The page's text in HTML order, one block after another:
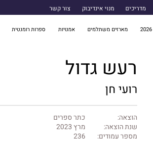
מדריכים מנוי אינדיבוק צור קשר
מארזים משתלמים אמנויות ספרות רומנטית
רעש גדול
רועי חן
הוצאה:
כתר ספרים
שנת הוצאה:
מרץ 2023
מספר עמודים:
236